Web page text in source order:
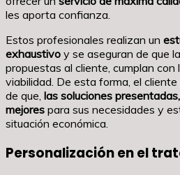
les aporta confianza.
Estos profesionales realizan un
exhaustivo y se aseguran de que
propuestas al cliente, cumplan con
viabilidad. De esta forma, el
de que, las soluciones
mejores para sus necesidades y
situación económica.
Personalización en el